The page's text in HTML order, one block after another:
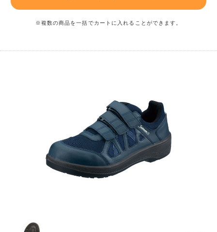
※複数の商品を一括でカートに入れることができます。